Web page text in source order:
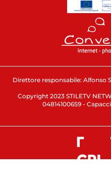
Direttore responsabile: Alfonso
Copyright 2023 STILETV
04814100659 -